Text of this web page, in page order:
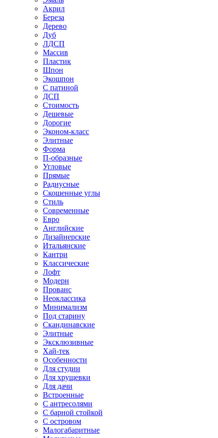
Акрил
Береза
Дерево
Дуб
ЛДСП
Массив
Пластик
Шпон
Экошпон
С патиной
ДСП
Стоимость
Дешевые
Дорогие
Эконом-класс
Элитные
Форма
П-образные
Угловые
Прямые
Радиусные
Скошенные углы
Стиль
Современные
Евро
Английские
Дизайнерские
Итальянские
Кантри
Классические
Лофт
Модерн
Прованс
Неоклассика
Минимализм
Под старину
Скандинавские
Элитные
Эксклюзивные
Хай-тек
Особенности
Для студии
Для хрущевки
Для дачи
Встроенные
С антресолями
С барной стойкой
С островом
Малогабаритные